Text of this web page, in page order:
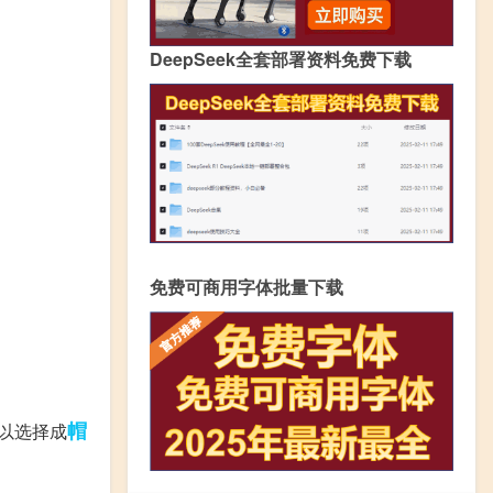
选择成帽
DeepSeek全套部署资料免费下载
免费可商用字体批量下载